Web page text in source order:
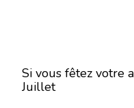
Si vous fêtez votre
Juillet